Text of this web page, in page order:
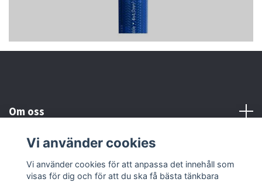
Om oss
Kundtjänst
Vi använder cookies
Vi använder cookies för att anpassa det innehåll som
visas för dig och för att du ska få bästa tänkbara